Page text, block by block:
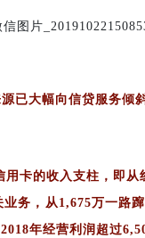
已大幅向信贷服务倾
用卡的收入支柱，即
务，从1,675万一路
2018年经营利润超过